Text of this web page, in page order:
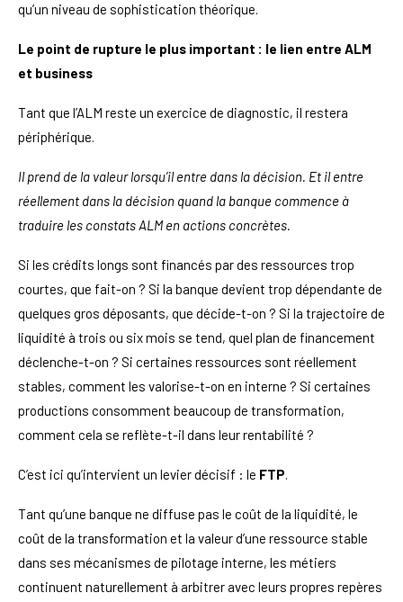
qu’un niveau de sophistication théorique.
Le point de rupture le plus important : le lien entre ALM
et business
Tant que l’ALM reste un exercice de diagnostic, il restera
périphérique.
Il prend de la valeur lorsqu’il entre dans la décision. Et il entre
réellement dans la décision quand la banque commence à
traduire les constats ALM en actions concrètes.
Si les crédits longs sont financés par des ressources trop
courtes, que fait-on ? Si la banque devient trop dépendante de
quelques gros déposants, que décide-t-on ? Si la trajectoire de
liquidité à trois ou six mois se tend, quel plan de financement
déclenche-t-on ? Si certaines ressources sont réellement
stables, comment les valorise-t-on en interne ? Si certaines
productions consomment beaucoup de transformation,
comment cela se reflète-t-il dans leur rentabilité ?
C’est ici qu’intervient un levier décisif : le FTP.
Tant qu’une banque ne diffuse pas le coût de la liquidité, le
coût de la transformation et la valeur d’une ressource stable
dans ses mécanismes de pilotage interne, les métiers
continuent naturellement à arbitrer avec leurs propres repères